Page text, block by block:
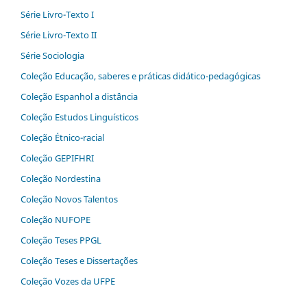
Série Livro-Texto I
Série Livro-Texto II
Série Sociologia
Coleção Educação, saberes e práticas didático-pedagógicas
Coleção Espanhol a distˆância
Coleção Estudos Linguísticos
Coleção Étnico-racial
Coleção GEPIFHRI
Coleção Nordestina
Coleção Novos Talentos
Coleção NUFOPE
Coleção Teses PPGL
Coleção Teses e Dissertaç˜ões
Coleção Vozes da UFPE